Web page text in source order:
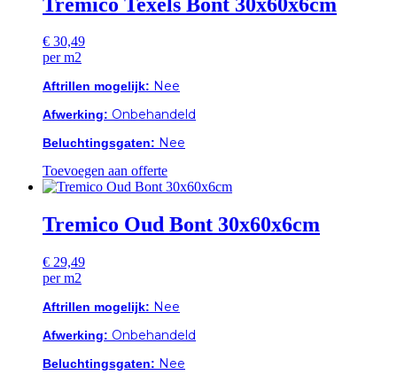
€ 30,49
per m2
Aftrillen mogelijk: Nee
Afwerking: Onbehandeld
Beluchtingsgaten: Nee
Toevoegen aan offerte
Tremico Oud Bont 30x60x6cm
€ 29,49
per m2
Aftrillen mogelijk: Nee
Afwerking: Onbehandeld
Beluchtingsgaten: Nee